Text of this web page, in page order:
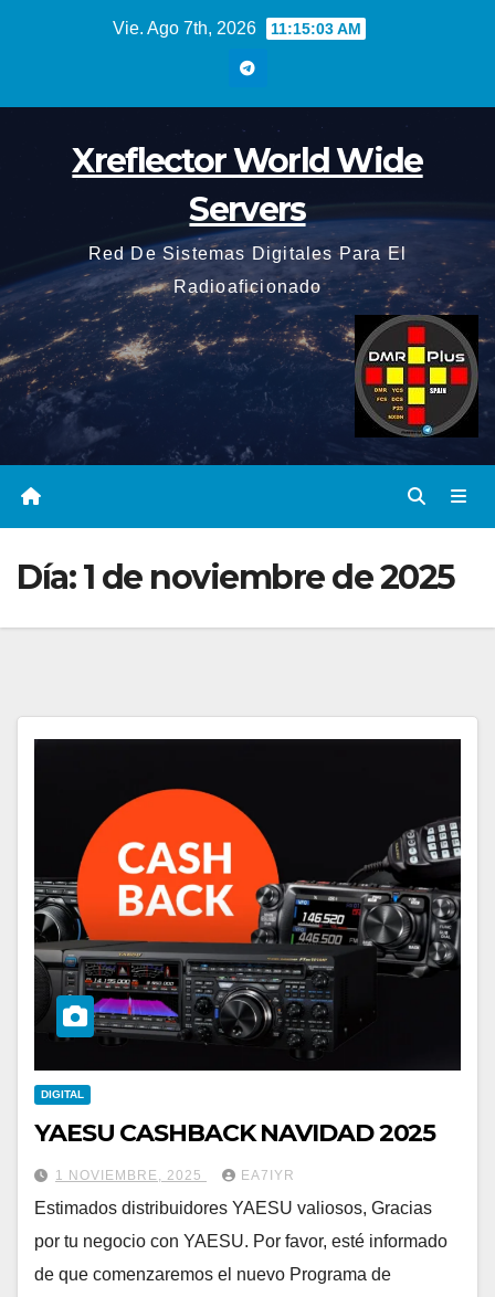
Vie. Ago 7th, 2026 11:15:04 AM
Xreflector World Wide
Servers
Red De Sistemas Digitales Para El
Radioaficionado
Día:1 de noviembre de 2025
DIGITAL
YAESU CASHBACK NAVIDAD 2025
1 NOVIEMBRE, 2025 EA7IYR
Estimados distribuidores YAESU valiosos, Gracias
por tu negocio con YAESU. Por favor, esté informado
de que comenzaremos el nuevo Programa de